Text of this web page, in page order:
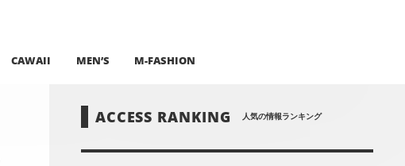
CAWAII MEN’S M-FASHION
ACCESS RANKING 人気の情報ランキング